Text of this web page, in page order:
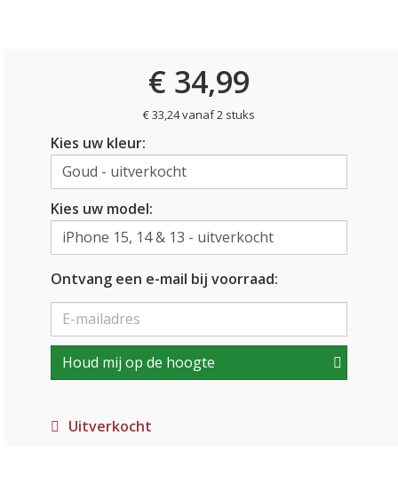
€ 34,99
€ 33,24 vanaf 2 stuks
Kies uw kleur:
Kies uw model:
Ontvang een e-mail bij voorraad:
Houd mij op de hoogte
Uitverkocht